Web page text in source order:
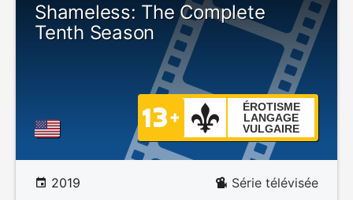
Shameless: The Complete
Tenth Season
ÉROTISME
LANGAGE
VULGAIRE
2019 Série télévisée